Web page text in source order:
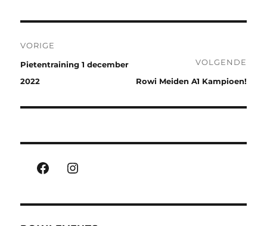
navigatie
VORIGE
Vorig
bericht:
Pietentraining 1 december
2022
VOLGENDE
Volgend
Rowi Meiden A1 Kampioen!
FacebookInstagram